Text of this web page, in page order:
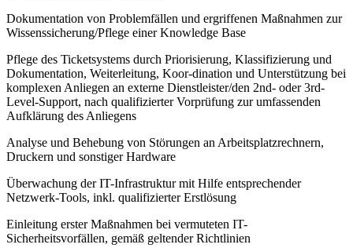
Dokumentation von Problemfällen und ergriffenen Maßnahmen zur
Wissenssicherung/Pflege einer Knowledge Base
Pflege des Ticketsystems durch Priorisierung, Klassifizierung und
Dokumentation, Weiterleitung, Koor-dination und Unterstützung bei
komplexen Anliegen an externe Dienstleister/den 2nd- oder 3rd-
Level-Support, nach qualifizierter Vorprüfung zur umfassenden
Aufklärung des Anliegens
Analyse und Behebung von Störungen an Arbeitsplatzrechnern,
Druckern und sonstiger Hardware
Überwachung der IT-Infrastruktur mit Hilfe entsprechender
Netzwerk-Tools, inkl. qualifizierter Erstlösung
Einleitung erster Maßnahmen bei vermuteten IT-
Sicherheitsvorfällen, gemäß geltender Richtlinien